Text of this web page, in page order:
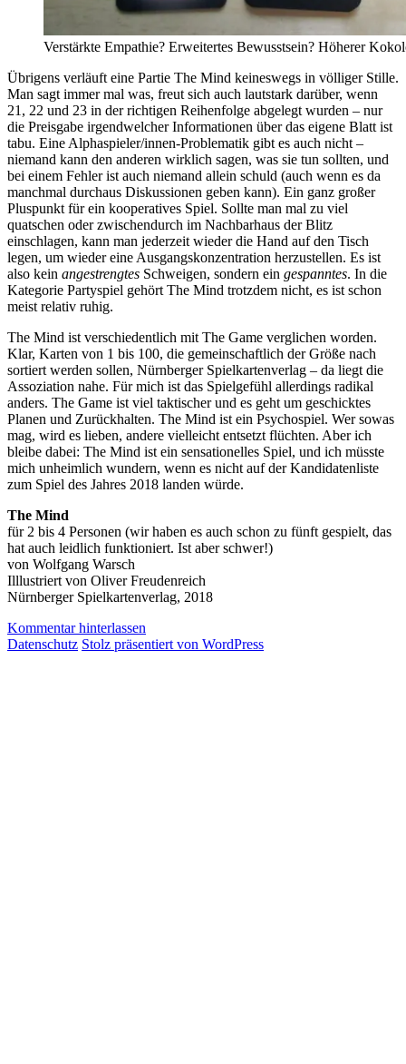
Verstärkte Empathie? Erweitertes Bewusstsein? Höherer
Übrigens verläuft eine Partie The Mind keineswegs in völliger Stille.
Man sagt immer mal was, freut sich auch lautstark darüber, wenn
21, 22 und 23 in der richtigen Reihenfolge abgelegt wurden – nur
die Preisgabe irgendwelcher Informationen über das eigene Blatt ist
tabu. Eine Alphaspieler/innen-Problematik gibt es auch nicht –
niemand kann den anderen wirklich sagen, was sie tun sollten, und
bei einem Fehler ist auch niemand allein schuld (auch wenn es da
manchmal durchaus Diskussionen geben kann). Ein ganz großer
Pluspunkt für ein kooperatives Spiel. Sollte man mal zu viel
quatschen oder zwischendurch im Nachbarhaus der Blitz
einschlagen, kann man jederzeit wieder die Hand auf den Tisch
legen, um wieder eine Ausgangskonzentration herzustellen. Es ist
also kein angestrengtes Schweigen, sondern ein gespanntes. In die
Kategorie Partyspiel gehört The Mind trotzdem nicht, es ist schon
meist relativ ruhig.
The Mind ist verschiedentlich mit The Game verglichen worden.
Klar, Karten von 1 bis 100, die gemeinschaftlich der Größe nach
sortiert werden sollen, Nürnberger Spielkartenverlag – da liegt die
Assoziation nahe. Für mich ist das Spielgefühl allerdings radikal
anders. The Game ist viel taktischer und es geht um geschicktes
Planen und Zurückhalten. The Mind ist ein Psychospiel. Wer sowas
mag, wird es lieben, andere vielleicht entsetzt flüchten. Aber ich
bleibe dabei: The Mind ist ein sensationelles Spiel, und ich müsste
mich unheimlich wundern, wenn es nicht auf der Kandidatenliste
zum Spiel des Jahres 2018 landen würde.
The Mind
für 2 bis 4 Personen (wir haben es auch schon zu fünft gespielt, das
hat auch leidlich funktioniert. Ist aber schwer!)
von Wolfgang Warsch
Illlustriert von Oliver Freudenreich
Nürnberger Spielkartenverlag, 2018
Kommentar hinterlassen
Datenschutz Stolz präsentiert von WordPress